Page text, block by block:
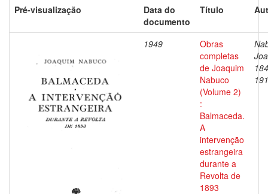
Pré-visualização
Data do
documento
Título
1949
Obras
completas
de Joaquim
Nabuco
(Volume 2)
:
Balmaceda.
A
intervenção
estrangeira
durante a
Revolta de
1893